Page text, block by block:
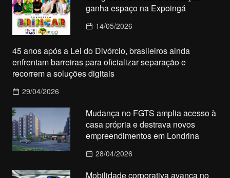
ganha espaço na Expoingá
14/05/2026
45 anos após a Lei do Divórcio, brasileiros ainda
enfrentam barreiras para oficializar separação e
recorrem a soluções digitais
29/04/2026
Mudança no FGTS amplia acesso à
casa própria e destrava novos
empreendimentos em Londrina
28/04/2026
Mobilidade corporativa avança no